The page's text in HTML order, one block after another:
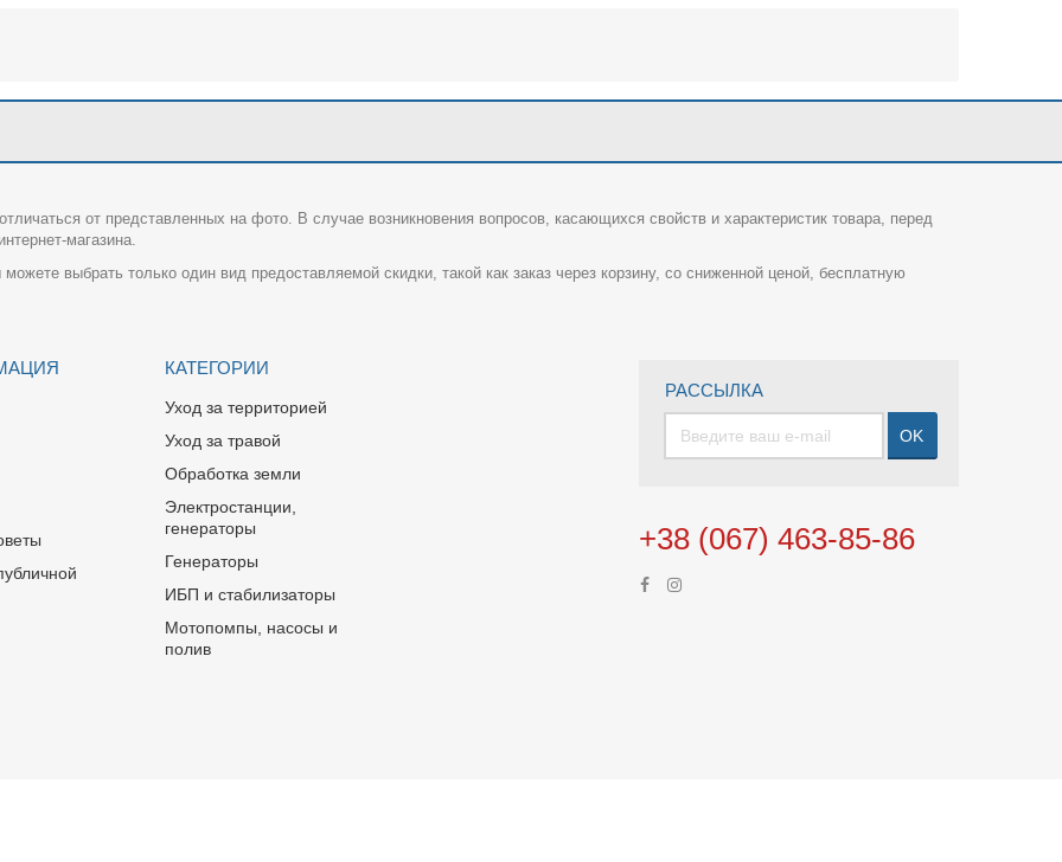
от представленных на фото. В случае возникновения вопросов, касающихся свойств и характеристик товара, перед
магазина.
выбрать только один вид предоставляемой скидки, такой как заказ через корзину, со сниженной ценой, бесплатную
КАТЕГОРИИ
Уход за территорией
Уход за травой
Обработка земли
Электростанции,
генераторы
Генераторы
ИБП и стабилизаторы
Мотопомпы, насосы и
полив
РАССЫЛКА
OK
+38 (067) 463-85-86